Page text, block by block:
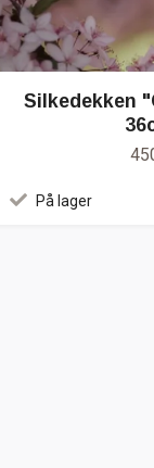
Silkedekken
På lager